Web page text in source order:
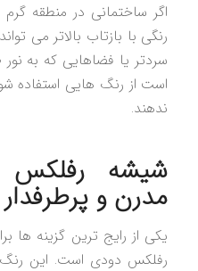
اگر ساختمانی در منطقه گرم
رنگی با بازتاب بالاتر می
سردتر یا فضاهایی که به نور
است از رنگ هایی استفاده
ندهند.
شیشه رفلکس
مدرن و پرطرفدار
یکی از رایج ترین گزینه ها
رفلکس دودی است. این